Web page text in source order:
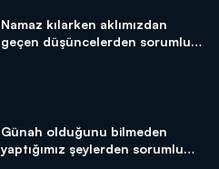
Namaz kılarken aklımızdan
geçen düşüncelerden sorumlu
Günah olduğunu bilmeden
yaptığımız şeylerden sorumlu